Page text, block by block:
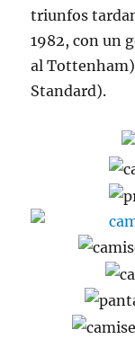
triunfos
1982, con un
al
Standard).